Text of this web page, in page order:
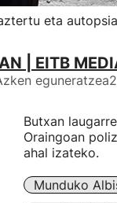
eta
| EITB
eguneratzea
Butxan
Oraingoan
ahal izateko.
Munduko